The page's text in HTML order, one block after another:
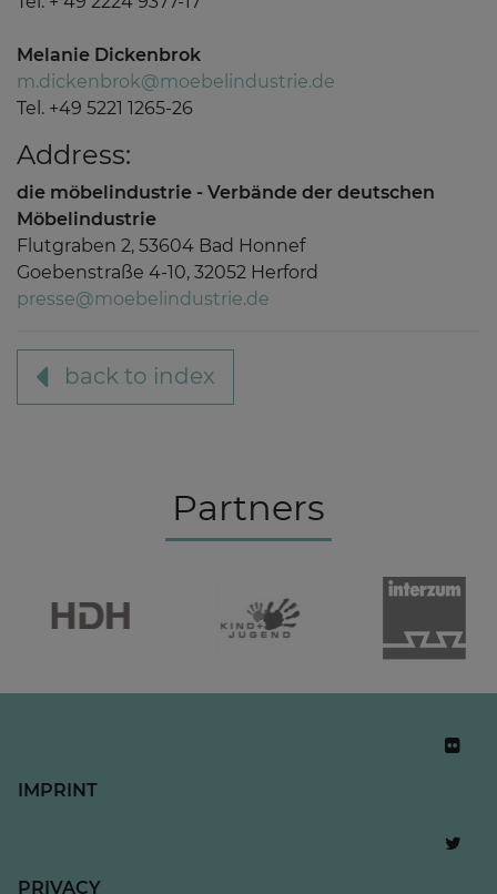
Melanie Dickenbrok
m.dickenbrok@moebelindustrie.de
Tel. +49 5221 1265-26
Address:
die möbelindustrie - Verbände der deutschen
Möbelindustrie
Flutgraben 2, 53604 Bad Honnef
Goebenstraße 4-10, 32052 Herford
presse@moebelindustrie.de
back to index
Partners
IMPRINT
PRIVACY